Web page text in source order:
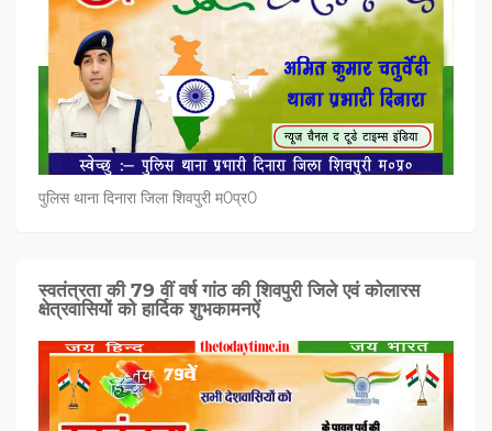
पुलिस थाना दिनारा जिला शिवपुरी म0प्र0
स्वतंत्रता की 79 वीं वर्ष गांठ की शिवपुरी जिले एवं कोलारस
क्षेत्रवासियों को हार्दिक शुभकामनऐं